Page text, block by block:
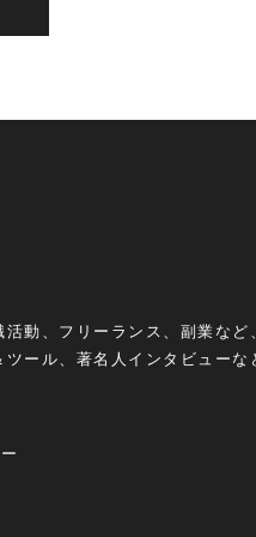
動、フリーランス、副業な
ール、著名人インタビューな